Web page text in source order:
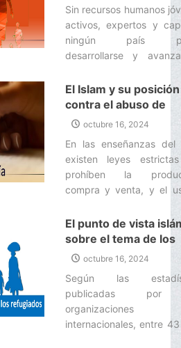
Sin recursos humanos
activos, expertos y
ningún país
desarrollarse y
El Islam y su posición
contra el abuso de
drogas
octubre 16, 2024
En las enseñanzas del
existen leyes
prohíben la
compra y venta, y el
tráfico y el uso
drogas ha causado
problemas en la
humana, incluida la
el terrorismo
delincuencia
una grave amenaza
salud pública.‌
El punto de vista
sobre el tema de los
refugiados
octubre 16, 2024
Según las
publicadas por
organizaciones
internacionales, entre